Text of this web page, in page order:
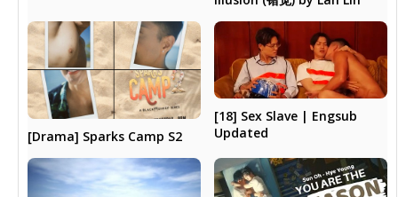
[Drama] Sparks Camp S2
[18] Sex Slave | Engsub
Updated